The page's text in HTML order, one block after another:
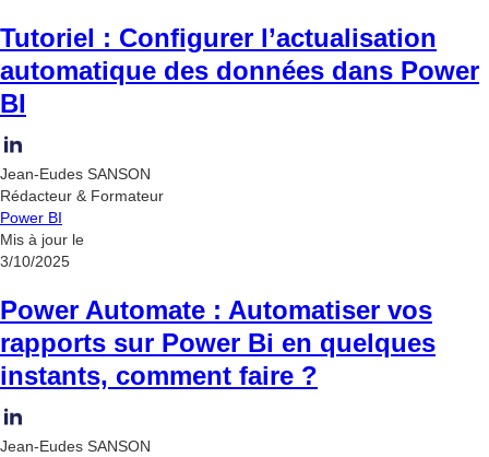
Tutoriel : Configurer l’actualisation
automatique des données dans Power
BI
Jean-Eudes SANSON
Rédacteur & Formateur
Power BI
Mis à jour le
3/10/2025
Power Automate : Automatiser vos
rapports sur Power Bi en quelques
instants, comment faire ?
Jean-Eudes SANSON